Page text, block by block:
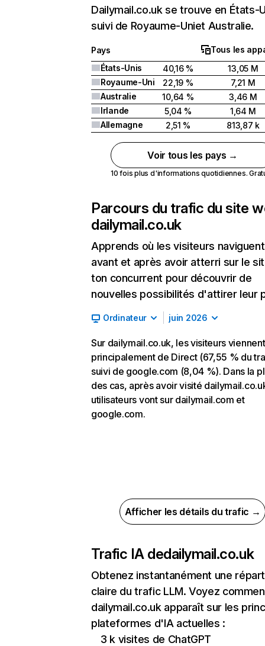
Dailymail.co.uk se trouve en États-
suivi de Royaume-Uniet Australie.
Pays
Tous les
États-Unis
40,16 %
13,05 M
Royaume-Uni
22,19 %
7,21 M
Australie
10,64 %
3,46 M
Irlande
5,04 %
1,64 M
Allemagne
2,51 % 813,87 k
Voir tous les pays →
10 fois plus d'informations quotidiennes.
Parcours du trafic du site
dailymail.co.uk
Apprends où les visiteurs naviguent
avant et après avoir atterri sur le
ton concurrent pour découvrir de
nouvelles possibilités d'attirer leur
Ordinateur juin 2026
Sur dailymail.co.uk, les visiteurs viennent
principalement de Direct (67,55 % du
suivi de google.com (8,04 %). Dans la
des cas, après avoir visité
utilisateurs vont sur dailymail.com et
google.com.
Afficher les détails du trafic →
Trafic IA dedailymail.co.uk
Obtenez instantanément une
claire du trafic LLM. Voyez
dailymail.co.uk apparaît sur les
plateformes d'IA actuelles :
3 k visites de ChatGPT